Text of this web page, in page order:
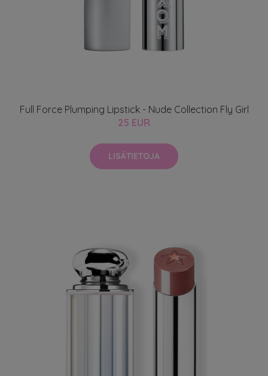
Full Force Plumping Lipstick - Nude Collection Fly Girl
25 EUR
LISÄTIETOJA